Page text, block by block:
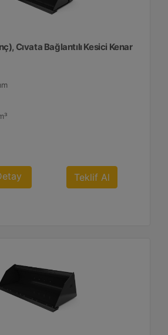
Cıvata Bağlantılı Kesici Kenar
Teklif Al